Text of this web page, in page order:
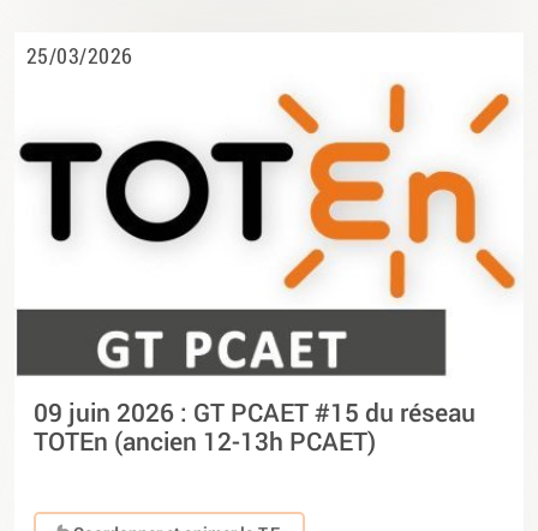
25/03/2026
09 juin 2026 : GT PCAET #15 du réseau
TOTEn (ancien 12-13h PCAET)